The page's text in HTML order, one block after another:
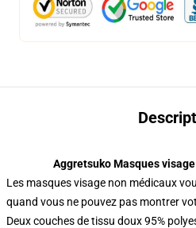
Aggretsuko Masques
Les masques visage non médicaux
quand vous ne pouvez pas montrer
Deux couches de tissu doux 95%